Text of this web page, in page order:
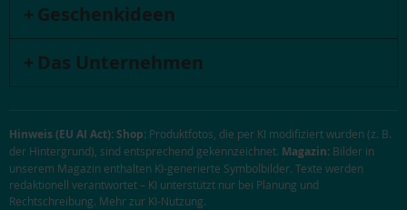
Geschenkideen
Das Unternehmen
Hinweis (EU AI Act):Shop: Produktfotos, die per KI modifiziert wurden (z. B.
der Hintergrund), sind entsprechend gekennzeichnet. Magazin: Bilder in
unserem Magazin enthalten KI-generierte Symbolbilder. Texte werden
redaktionell verantwortet – KI unterstützt nur bei Planung und
Rechtschreibung. Mehr zur KI-Nutzung.